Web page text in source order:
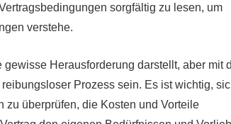
sorgfältig zu lesen, um
verstehe.
Herausforderung darstellt, aber mit
Prozess sein. Es ist wichtig,
zu überprüfen, die Kosten und Vorteile